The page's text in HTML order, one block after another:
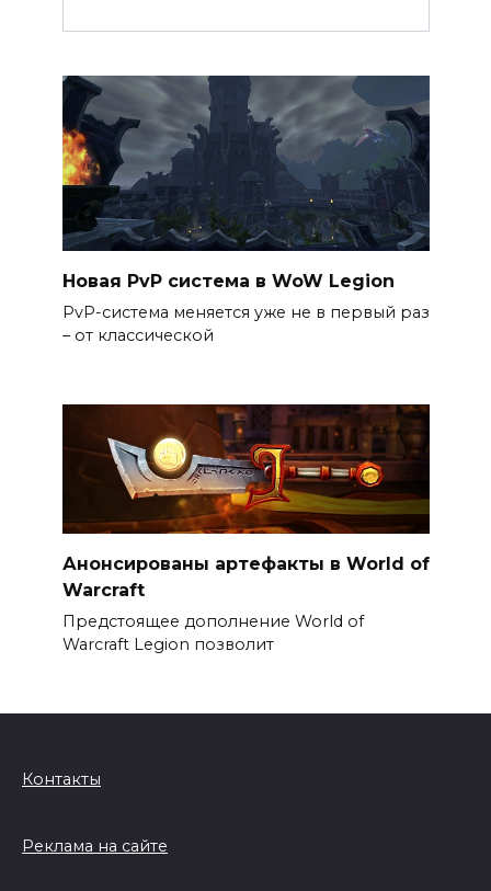
Новая PvP система в WoW Legion
PvP-система меняется уже не в первый раз
– от классической
Анонсированы артефакты в World of
Warcraft
Предстоящее дополнение World of
Warcraft Legion позволит
Контакты
Реклама на сайте